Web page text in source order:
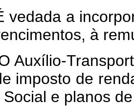
a
à
Transporte
imposto de
e planos